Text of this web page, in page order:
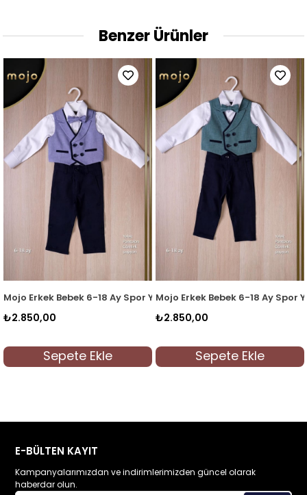
Benzer Ürünler
Takım 20445 Bej
Mojo Erkek Bebek 6-18 Ay Spor Yelekli Takım 20445 Mavi
₺2.850,00
Sepete Ekle
Mojo Erkek Bebek 6-18 Ay Spor
₺2.850,00
Sepete Ekle
E-BÜLTEN KAYIT
Kampanyalarımızdan ve indirimlerimizden güncel olarak
haberdar olun.